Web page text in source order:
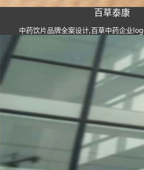
百草泰康
中药饮片品牌全案设计,百草中药企业